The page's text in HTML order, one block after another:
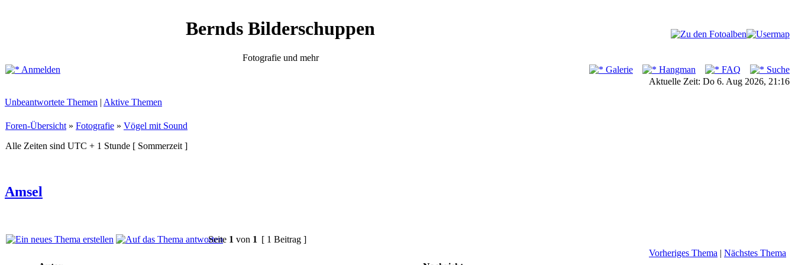
Bernds Bilderschuppen
Fotografie und mehr
Anmelden
Galerie Hangman FAQ
Suche
Aktuelle Zeit: Do 6. Aug 2026, 21:16
Unbeantwortete Themen | Aktive Themen
Foren-Übersicht » Fotografie » Vögel mit Sound
Alle Zeiten sind UTC + 1 Stunde [ Sommerzeit ]
Amsel
Seite 1 von 1 [ 1 Beitrag ]
Vorheriges Thema | Nächstes Thema